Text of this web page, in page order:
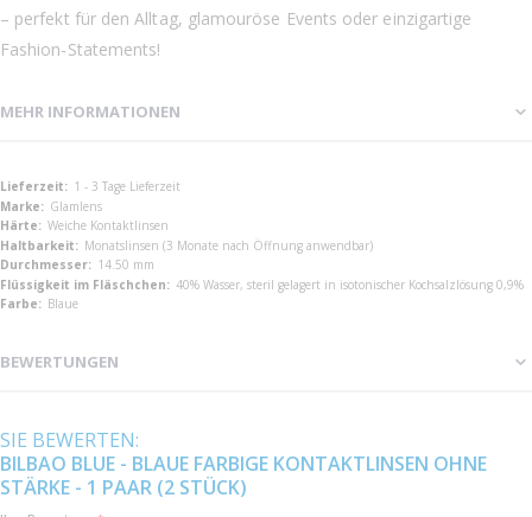
– perfekt für den Alltag, glamouröse Events oder einzigartige
Fashion-Statements!
MEHR INFORMATIONEN
Mehr
Informationen
1 - 3 Tage Lieferzeit
Glamlens
Weiche Kontaktlinsen
Monatslinsen (3 Monate nach Öffnung anwendbar)
14.50 mm
40% Wasser, steril gelagert in isotonischer Kochsalzlösung 0,9%
Blaue
BEWERTUNGEN
SIE BEWERTEN:
BILBAO BLUE - BLAUE FARBIGE KONTAKTLINSEN OHNE
STÄRKE - 1 PAAR (2 STÜCK)